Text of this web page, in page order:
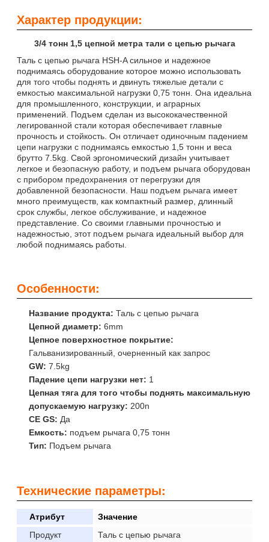
Характер продукции:
3/4 тонн 1,5 цепной метра тали с цепью рычага
Таль с цепью рычага HSH-A сильное и надежное
поднимаясь оборудование которое можно использовать
для того чтобы поднять и двинуть тяжелые детали с
емкостью максимальной нагрузки 0,75 тонн. Она идеальна
для промышленного, конструкции, и аграрных
применений. Подъем сделан из высококачественной
легированной стали которая обеспечивает главные
прочность и стойкость. Он отличает одиночным падением
цепи нагрузки с поднимаясь емкостью 1,5 тонн и веса
брутто 7.5kg. Свой эргономический дизайн учитывает
легкое и безопасную работу, и подъем рычага оборудован
с прибором предохранения от перегрузки для
добавленной безопасности. Наш подъем рычага имеет
много преимуществ, как компактный размер, длинный
срок службы, легкое обслуживание, и надежное
представление. Со своими главными прочностью и
надежностью, этот подъем рычага идеальный выбор для
любой поднимаясь работы.
Особенности:
Название продукта: Таль с цепью рычага
Цепной диаметр: 6mm
Цепное поверхностное покрытие:
Гальванизированный, очерненный как запрос
GW: 7.5kg
Падение цепи нагрузки нет: 1
Цепная тяга для того чтобы поднять максимальную
допускаемую нагрузку: 200n
CE GS: Да
Емкость: подъем рычага 0,75 тонн
Тип: Подъем рычага
Технические параметры:
Атрибут
Значение
Продукт
Таль с цепью рычага